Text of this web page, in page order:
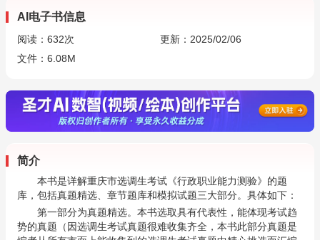
AI电子书信息
阅读： 632次
更新：2025/02/06
文件：6.08M
简介
本书是详解重庆市选调生考试《行政职业能力测验》的题
库，包括真题精选、章节题库和模拟试题三大部分。具体如下：
第一部分为真题精选。本书选取具有代表性，能体现考试趋
势的真题（因选调生考试真题很难收集齐全，本书此部分真题是